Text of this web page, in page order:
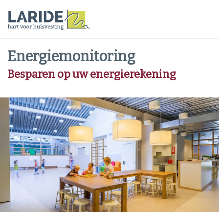
Energiemonitoring
Besparen op uw energierekening